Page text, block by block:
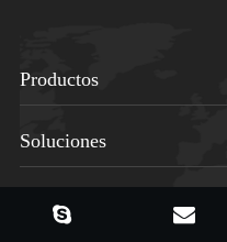
Productos
Soluciones
Apoyo